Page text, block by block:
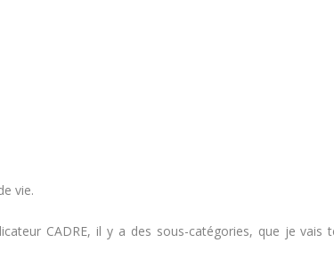
vie.
CADRE, il y a des sous-catégories, que je vais